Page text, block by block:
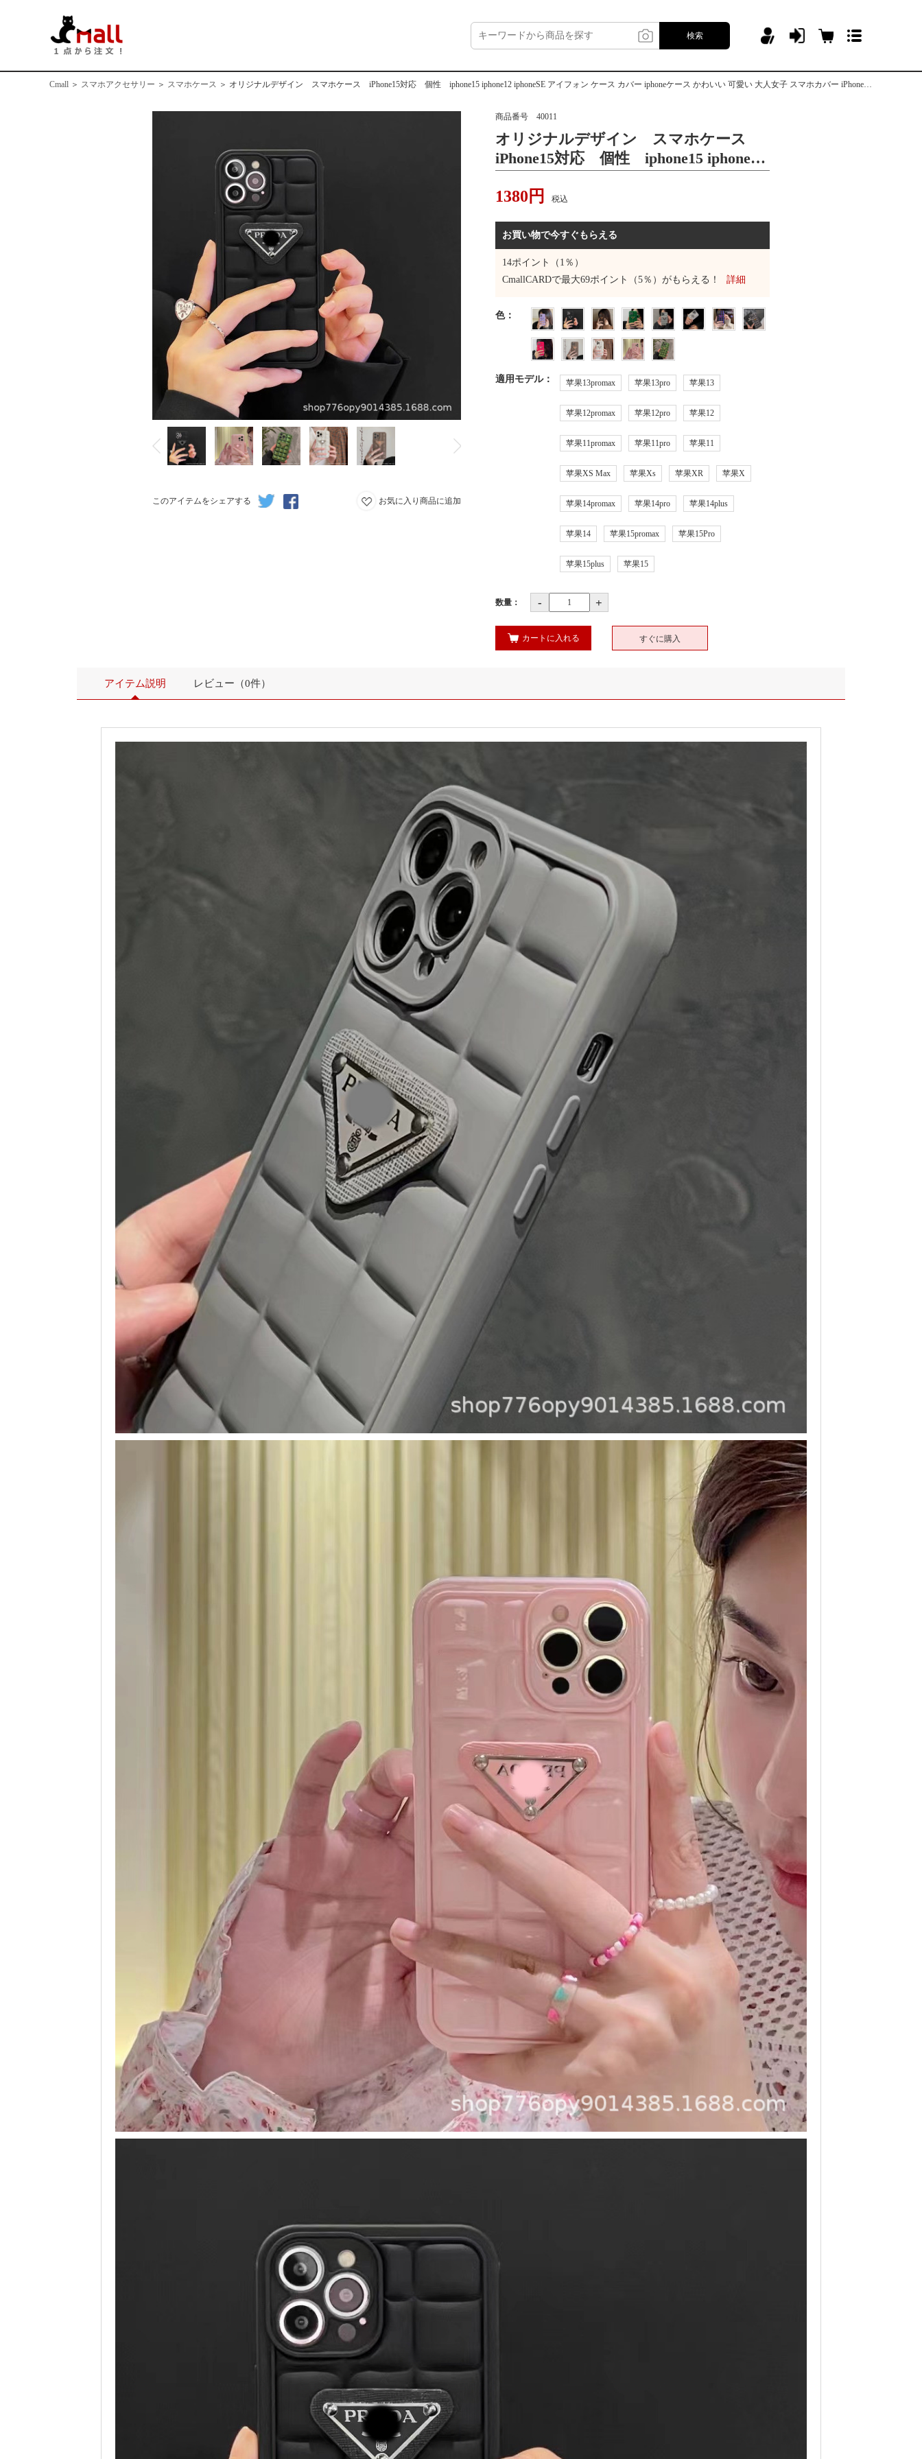
検索
Cmall ＞ スマホアクセサリー ＞ スマホケース ＞ オリジナルデザイン スマホケース iPhone15対応 個性 iphone15 iphone12 iphoneSE アイフォン ケース カバー iphoneケース かわいい 可愛い 大人女子 スマホカバー iPhone14 ケース 14Pro
このアイテムをシェアする お気に入り商品に追加
商品番号 40011
オリジナルデザイン スマホケース
iPhone15対応 個性 iphone15 iphone12
iphoneケース かわいい 可愛い 大人女子
1380 円 税込
お買い物で今すぐもらえる
14ポイント（1％）
CmallCARDで最大69ポイント（5％）がもらえる！ 詳細
色：
適用モデル： 苹果13promax 苹果13pro 苹果13
苹果12promax 苹果12pro 苹果12
苹果11promax 苹果11pro 苹果11
苹果XS Max 苹果Xs 苹果XR 苹果X
苹果14promax 苹果14pro 苹果14plus
苹果14 苹果15promax 苹果15Pro
苹果15plus 苹果15
数量： - +
カートに入れる すぐに購入
アイテム説明 レビュー（0件）